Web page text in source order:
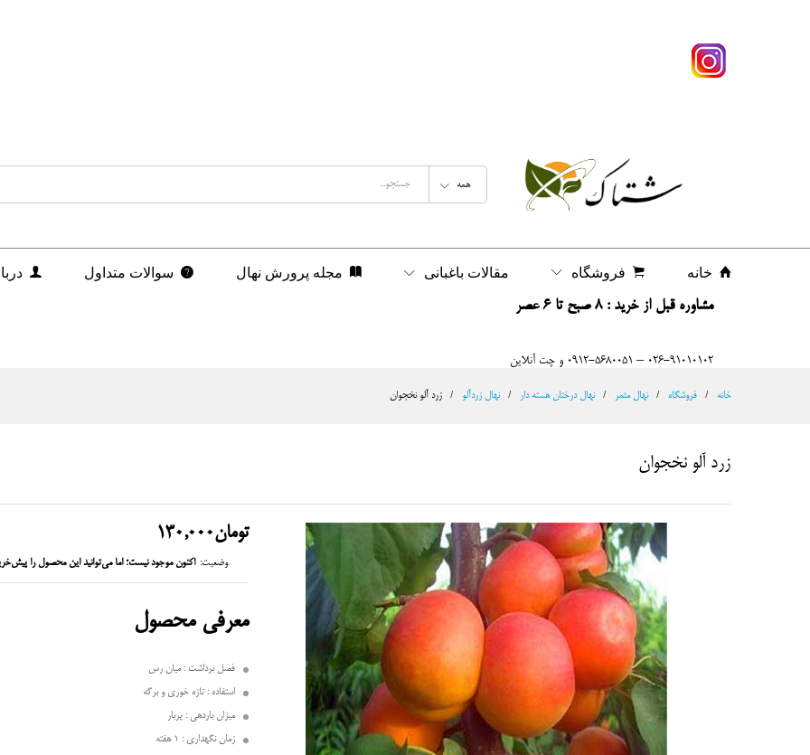
همه
خانه فروشگاه مقالات باغبانی مجله پرورش نهال سوالات متداول
مشاوره قبل از خرید : 8 صبح تا 6 عصر
026-91010102 – 0912-5680051 و چت آنلاین
خانه / فروشگاه / نهال مثمر / نهال درختان هسته دار / نهال زردآلو / زرد آلو نخجوان
زرد آلو نخجوان
تومان130,000
وضعیت: اکنون موجود نیست؛ اما می‌توانید این محصول را
معرفی محصول
فصل برداشت : میان رس
استفاده : تازه خوری و برگه
میزان باردهی : پربار
زمان نگهداری : 1 هفته